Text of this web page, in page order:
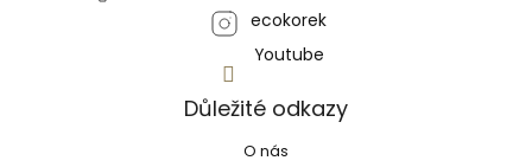
ecokorek
Youtube
Důležité odkazy
O nás